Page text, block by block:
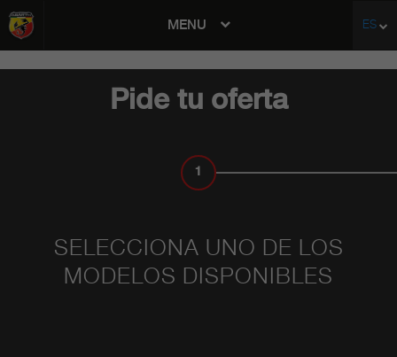
MENU ES
Pide tu oferta
1
SELECCIONA UNO DE LOS
MODELOS DISPONIBLES